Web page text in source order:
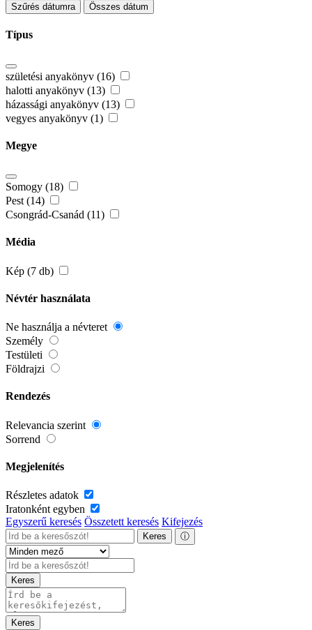
Szűrés dátumra Összes dátum
Típus
születési anyakönyv (16)
halotti anyakönyv (13)
házassági anyakönyv (13)
vegyes anyakönyv (1)
Megye
Somogy (18)
Pest (14)
Csongrád-Csanád (11)
Média
Kép (7 db)
Névtér használata
Ne használja a névteret
Személy
Testületi
Földrajzi
Rendezés
Relevancia szerint
Sorrend
Megjelenítés
Részletes adatok
Iratonként egyben
Egyszerű keresés Összetett keresés Kifejezés
Keres ⓘ
Keres
Keres